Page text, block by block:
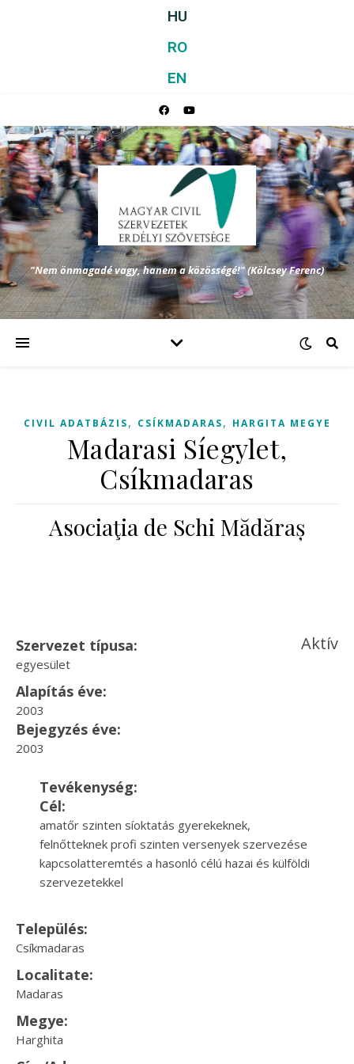
HU
RO
EN
"Nem önmagadé vagy, hanem a közösségé!" (Kölcsey Ferenc)
CIVIL ADATBÁZIS, CSÍKMADARAS, HARGITA MEGYE
Madarasi Síegylet,
Csíkmadaras
Asociaţia de Schi Mădăraș
Szervezet típusa:
egyesület
Aktív
Alapítás éve:
2003
Bejegyzés éve:
2003
Tevékenység:
Cél:
amatőr szinten síoktatás gyerekeknek,
felnőtteknek profi szinten versenyek szervezése
kapcsolatteremtés a hasonló célú hazai és külföldi
szervezetekkel
Település:
Csíkmadaras
Localitate:
Madaras
Megye:
Harghita